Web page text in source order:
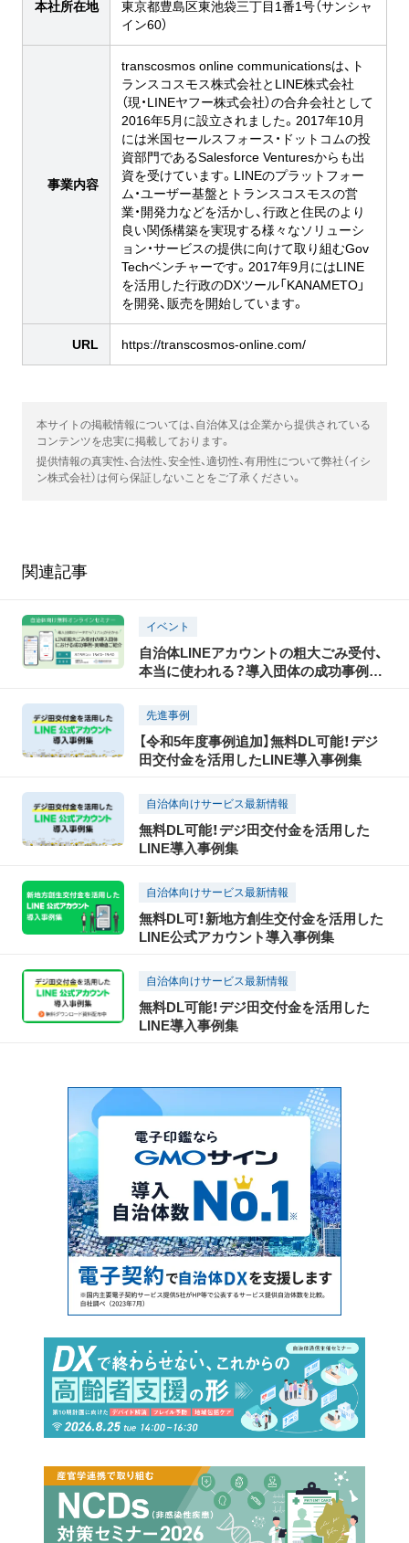
本社所在地
東京都豊島区東池袋三丁目1番1号（サンシャ
イン60）
事業内容
transcosmos online communicationsは、ト
ランスコスモス株式会社とLINE株式会社
（現・LINEヤフー株式会社）の合弁会社として
2016年5月に設立されました。2017年10月
には米国セールスフォース・ドットコムの投
資部門であるSalesforce Venturesからも出
資を受けています。LINEのプラットフォー
ム・ユーザー基盤とトランスコスモスの営
業・開発力などを活かし、行政と住民のより
良い関係構築を実現する様々なソリューシ
ョン・サービスの提供に向けて取り組むGov
Techベンチャーです。2017年9月にはLINE
を活用した行政のDXツール「KANAMETO」
を開発、販売を開始しています。
URL https://transcosmos-online.com/
本サイトの掲載情報については、自治体又は企業から提供されている
コンテンツを忠実に掲載しております。
提供情報の真実性、合法性、安全性、適切性、有用性について弊社（イシ
ン株式会社）は何ら保証しないことをご了承ください。
関連記事
イベント
自治体LINEアカウントの粗大ごみ受付、
本当に使われる？導入団体の成功事例・
催(無料)
先進事例
【令和5年度事例追加】無料DL可能！デジ
田交付金を活用したLINE導入事例集
自治体向けサービス最新情報
無料DL可能！デジ田交付金を活用した
LINE導入事例集
自治体向けサービス最新情報
無料DL可！新地方創生交付金を活用した
LINE公式アカウント導入事例集
自治体向けサービス最新情報
無料DL可能！デジ田交付金を活用した
LINE導入事例集